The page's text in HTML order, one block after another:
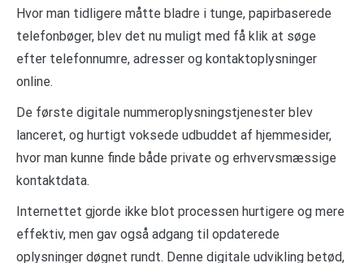
Hvor man tidligere måtte bladre i tunge, papirbaserede
telefonbøger, blev det nu muligt med få klik at søge
efter telefonnumre, adresser og kontaktoplysninger
online.
De første digitale nummeroplysningstjenester blev
lanceret, og hurtigt voksede udbuddet af hjemmesider,
hvor man kunne finde både private og erhvervsmæssige
kontaktdata.
Internettet gjorde ikke blot processen hurtigere og mere
effektiv, men gav også adgang til opdaterede
oplysninger døgnet rundt. Denne digitale udvikling betød,